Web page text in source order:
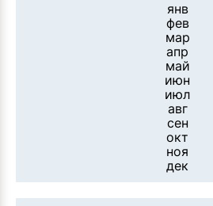
янв
фев
мар
апр
май
июн
июл
авг
сен
окт
ноя
дек